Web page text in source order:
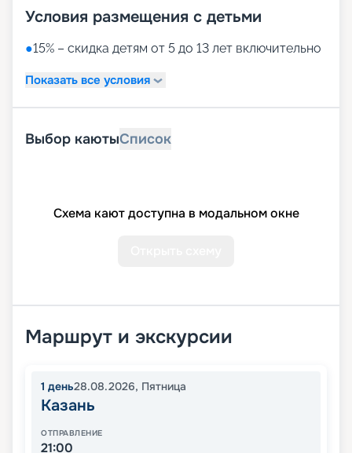
Условия размещения с детьми
●15% – скидка детям от 5 до 13 лет включительно
Показать все условия
Выбор каютыСписок
Схема кают доступна в модальном окне
Маршрут и экскурсии
1 день28.08.2026, Пятница
Казань
ОТПРАВЛЕНИЕ
21:00